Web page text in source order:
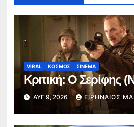
VIRAL ΚΟΣΜΟΣ ΣΙΝΕΜΑ
Κριτική: Ο Σερίφης
ΑΥΓ 9, 2026 ΕΙΡΗΝΑΊΟΣ